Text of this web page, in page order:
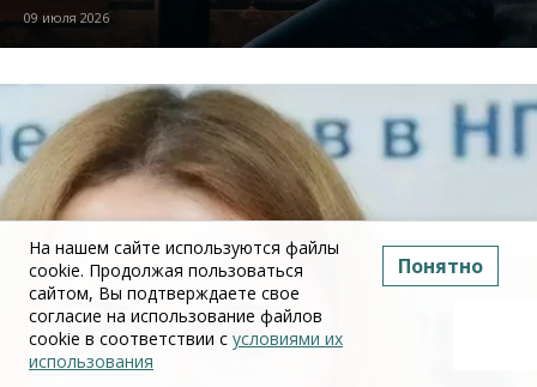
09 июля 2026
На нашем сайте используются файлы
cookie. Продолжая пользоваться
сайтом, Вы подтверждаете свое
согласие на использование файлов
cookie в соответствии с условиями их
использования
Понятно